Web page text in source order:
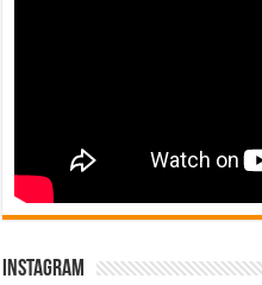
Instagram